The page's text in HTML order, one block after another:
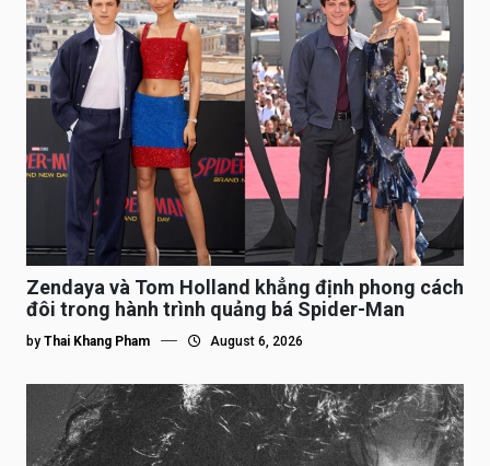
Zendaya và Tom Holland khẳng định phong cách
đôi trong hành trình quảng bá Spider-Man
by Thai Khang Pham August 6, 2026